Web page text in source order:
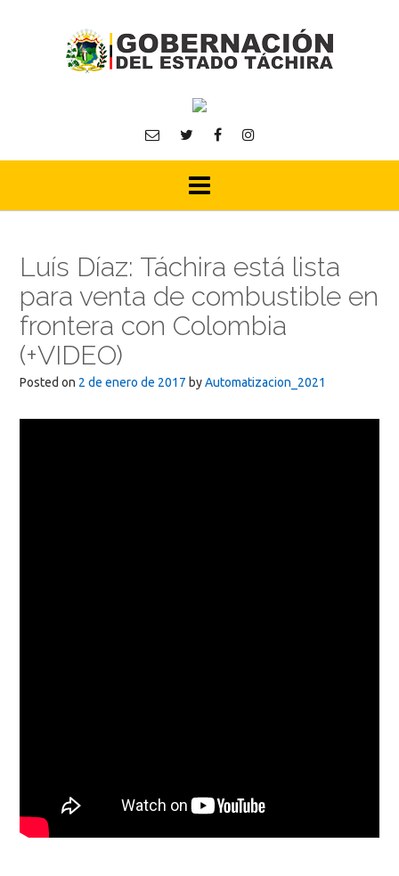
Luís Díaz: Táchira está lista
para venta de combustible en
frontera con Colombia
(+VIDEO)
Posted on 2 de enero de 2017 byAutomatizacion_2021